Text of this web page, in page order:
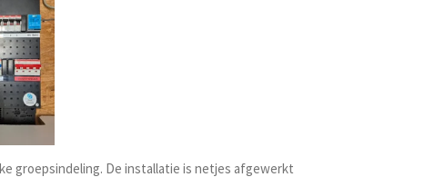
groepsindeling. De installatie is netjes afgewerkt